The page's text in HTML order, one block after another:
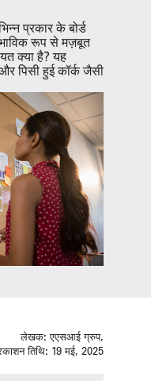
प्रकार के बोर्ड
रूप से मज़बूत
क्या है? यह
पिसी हुई कॉर्क जैसी
लेखक: एएसआई ग्रुप,
तिथि: 19 मई, 2025